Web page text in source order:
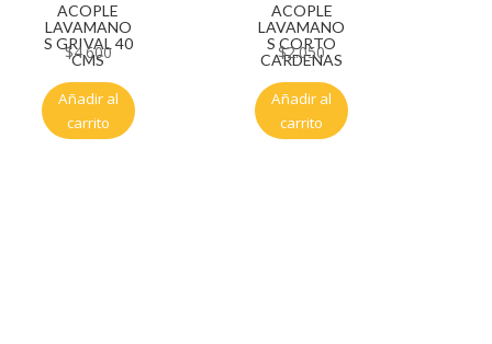
ACOPLE
LAVAMANO
S GRIVAL 40
CMS
$4.600
Añadir al
carrito
ACOPLE
LAVAMANO
S CORTO
CARDENAS
$2.050
Añadir al
carrito